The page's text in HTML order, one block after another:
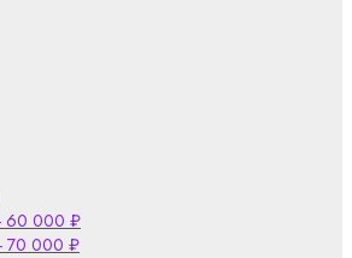
60 000 ₽
- 70 000 ₽